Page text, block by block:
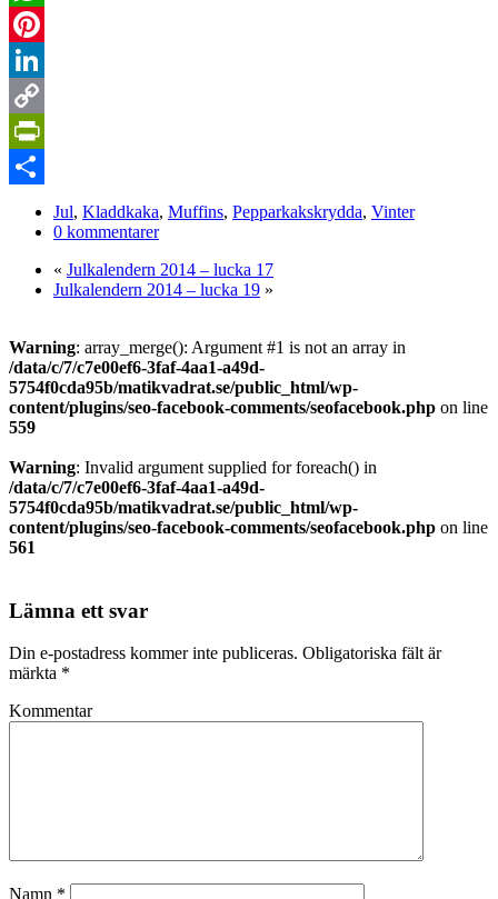
WhatsApp
Pinterest
LinkedIn
Copy
Link
PrintFriendly
Jul, Kladdkaka, Muffins, Pepparkakskrydda, Vinter
0 kommentarer
« Julkalendern 2014 – lucka 17
Julkalendern 2014 – lucka 19 »
Warning: array_merge(): Argument #1 is not an array in
/data/c/7/c7e00ef6-3faf-4aa1-a49d-
5754f0cda95b/matikvadrat.se/public_html/wp-
content/plugins/seo-facebook-comments/seofacebook.php on line
559
Warning: Invalid argument supplied for foreach() in
/data/c/7/c7e00ef6-3faf-4aa1-a49d-
5754f0cda95b/matikvadrat.se/public_html/wp-
content/plugins/seo-facebook-comments/seofacebook.php on line
561
Lämna ett svar
Din e-postadress kommer inte publiceras. Obligatoriska fält är
märkta *
Kommentar
Namn *